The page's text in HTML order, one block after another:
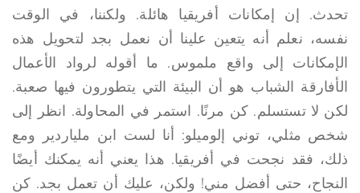
تحدث. إن إمكانات أفريقيا هائلة. ولكننا، في الوقت
نفسه، نعلم أنه يتعين علينا أن نعمل بجد لتحويل هذه
الإمكانات إلى واقع ملموس. ما أقوله لرواد الأعمال
الأفارقة الشباب هو أن البيئة التي يتطورون فيها صعبة.
لكن لا تستسلم. كن مرنًا. استمر في المحاولة. انظر إلى
شخص مثلي، توني إلوميلو: أنا لست ابن ملياردير ومع
ذلك، فقد نجحت في أفريقيا. هذا يعني أنه يمكنك أيضًا
النجاح، حتى أفضل مني! ولكن، عليك أن تعمل بجد. كن